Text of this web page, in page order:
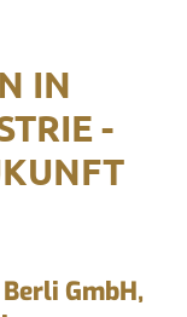
IN
-
GmbH,